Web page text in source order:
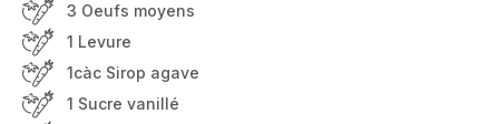
3 Oeufs moyens
1 Levure
1càc Sirop agave
1 Sucre vanillé